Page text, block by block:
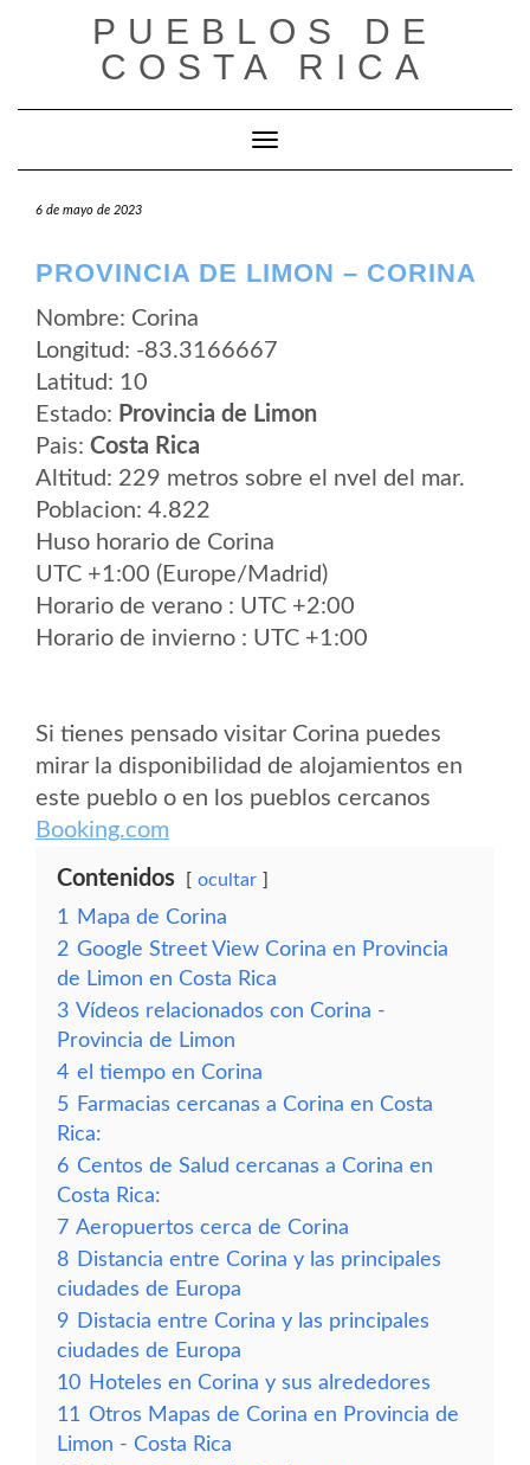
PUEBLOS DE
COSTA RICA
Cambiar modo de navegación
6 de mayo de 2023
PROVINCIA DE LIMON – CORINA
Nombre: Corina
Longitud: -83.3166667
Latitud: 10
Estado: Provincia de Limon
Pais: Costa Rica
Altitud: 229 metros sobre el nvel del mar.
Poblacion: 4.822
Huso horario de Corina
UTC +1:00 (Europe/Madrid)
Horario de verano : UTC +2:00
Horario de invierno : UTC +1:00
Si tienes pensado visitar Corina puedes
mirar la disponibilidad de alojamientos en
este pueblo o en los pueblos cercanos
Booking.com
Contenidos ocultar
1
Mapa de Corina
2 Google Street View Corina en Provincia
de Limon en Costa Rica
3 Vídeos relacionados con Corina -
Provincia de Limon
4 el tiempo en Corina
5 Farmacias cercanas a Corina en Costa
Rica:
6 Centos de Salud cercanas a Corina en
Costa Rica:
7 Aeropuertos cerca de Corina
8 Distancia entre Corina y las principales
ciudades de Europa
9 Distacia entre Corina y las principales
ciudades de Europa
10 Hoteles en Corina y sus alrededores
11 Otros Mapas de Corina en Provincia de
Limon - Costa Rica